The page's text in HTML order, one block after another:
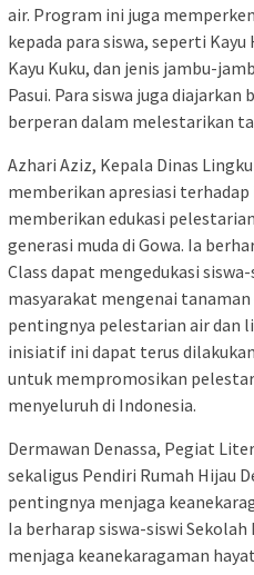
air. Program ini juga
kepada para siswa, seperti
Kayu Kuku, dan jenis jambu-
Pasui. Para siswa juga
berperan dalam melestarikan
Azhari Aziz, Kepala Dinas
memberikan apresiasi
memberikan edukasi
generasi muda di Gowa. Ia
Class dapat mengedukasi
masyarakat mengenai tanaman
pentingnya pelestarian air dan
inisiatif ini dapat terus
untuk mempromosikan
menyeluruh di Indonesia.
Dermawan Denassa, Pegiat
sekaligus Pendiri Rumah Hijau
pentingnya menjaga
Ia berharap siswa-siswi
menjaga keanekaragaman